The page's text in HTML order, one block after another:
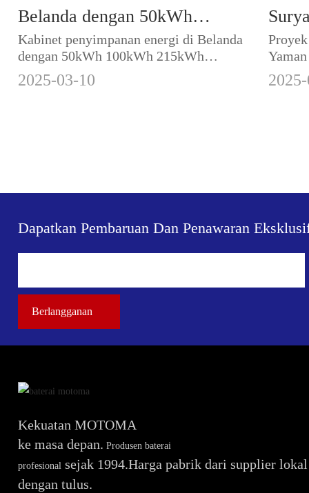
Belanda dengan 50kWh
100kWh 215kWh 300kWh PV
PCS BMS BESS
Kabinet penyimpanan energi di Belanda
dengan 50kWh 100kWh 215kWh
300kWh PV PCS BMS BESS
2025-03-10
Dapatkan Pembaruan Dan Penawaran
Kekuatan MOTOMA
ke masa depan. Produsen baterai
profesional sejak 1994.Harga pabrik dari supplier
dengan tulus.